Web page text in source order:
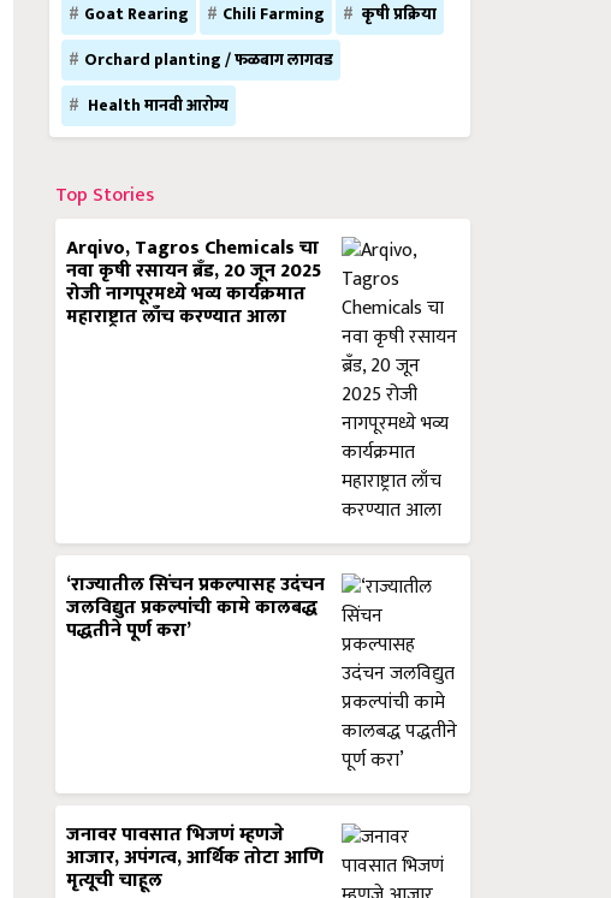
Goat Rearing
Chili Farming
कृषी प्रक्रिया
Orchard planting / फळबाग लागवड
Health मानवी आरोग्य
Top Stories
Arqivo, Tagros Chemicals चा
नवा कृषी रसायन ब्रँड, 20 जून 2025
रोजी नागपूरमध्ये भव्य कार्यक्रमात
महाराष्ट्रात लाँच करण्यात आला
‘राज्यातील सिंचन प्रकल्पासह उदंचन
जलविद्युत प्रकल्पांची कामे कालबद्ध
पद्धतीने पूर्ण करा’
जनावर पावसात भिजणं म्हणजे
आजार, अपंगत्व, आर्थिक तोटा आणि
मृत्यूची चाहूल